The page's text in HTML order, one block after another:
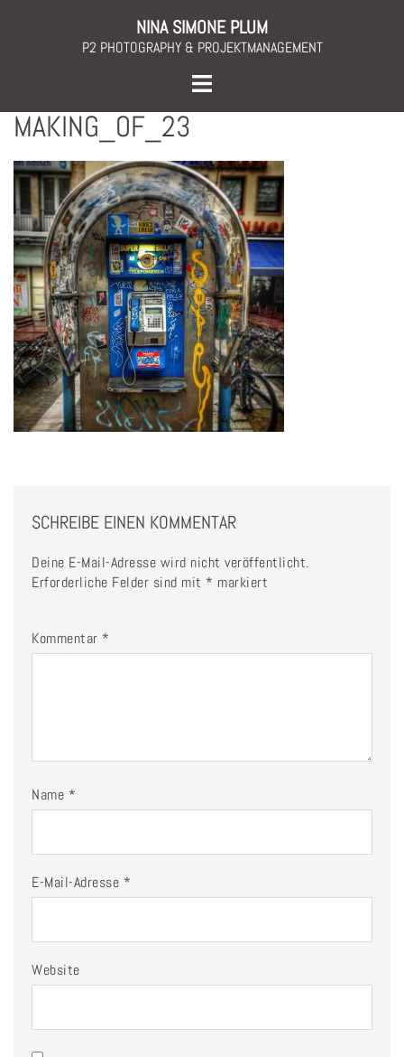
NINA SIMONE PLUM
P2 PHOTOGRAPHY & PROJEKTMANAGEMENT
Toggle
menu
MAKING_OF_23
SCHREIBE EINEN KOMMENTAR
Deine E-Mail-Adresse wird nicht veröffentlicht.
Erforderliche Felder sind mit * markiert
Kommentar *
Name *
E-Mail-Adresse *
Website